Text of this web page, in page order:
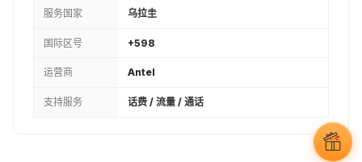
¥52.87
290UYU
¥58.96
服务国家 乌拉圭
国际区号 +598
运营商 Antel
支持服务 话费 / 流量 / 通话